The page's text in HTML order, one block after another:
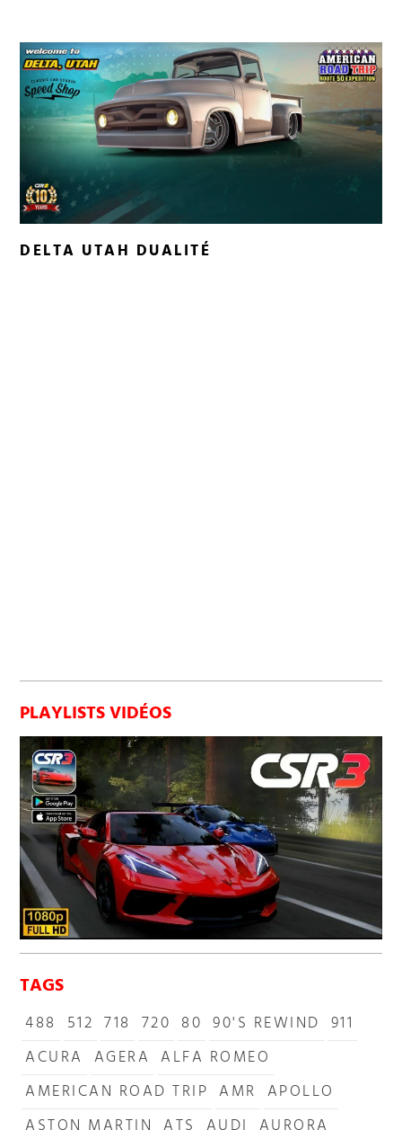
DELTA UTAH DUALITÉ
PLAYLISTS VIDÉOS
TAGS
488 512 718 720 80 90'S REWIND 911
ACURA AGERA ALFA ROMEO
AMERICAN ROAD TRIP AMR APOLLO